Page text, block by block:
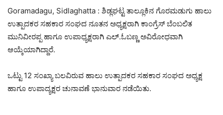
Goramadagu, Sidlaghatta : ಶಿಡ್ಲಘಟ್ಟ ತಾಲ್ಲೂಕಿನ ಗೊರಮಡುಗು ಹಾಲು
ಉತ್ಪಾದಕರ ಸಹಕಾರ ಸಂಘದ ನೂತನ ಅಧ್ಯಕ್ಷರಾಗಿ ಕಾಂಗ್ರೆಸ್ ಬೆಂಬಲಿತ
ಮುನಿವೀರಪ್ಪ ಹಾಗೂ ಉಪಾಧ್ಯಕ್ಷರಾಗಿ ಎಲ್.ಓಬಣ್ಣ ಅವಿರೋಧವಾಗಿ
ಆಯ್ಕೆಯಾಗಿದ್ದಾರೆ.
ಒಟ್ಟು 12 ಸಂಖ್ಯಾ ಬಲವಿರುವ ಹಾಲು ಉತ್ಪಾದಕರ ಸಹಕಾರ ಸಂಘದ ಅಧ್ಯಕ್ಷ
ಹಾಗೂ ಉಪಾದ್ಯಕ್ಷರ ಚುನಾವಣೆ ಭಾನುವಾರ ನಡೆಯಿತು.